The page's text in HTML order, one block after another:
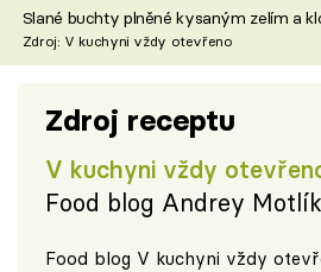
Slané buchty plněné kysaným zelím a
Zdroj: V kuchyni vždy otevřeno
Zdroj receptu
V kuchyni vždy
Food blog Andrey
Food blog V kuchyni vždy